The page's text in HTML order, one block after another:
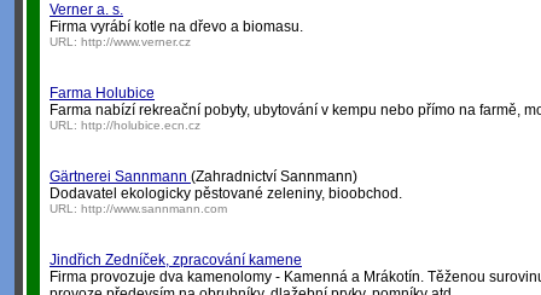
Verner a. s.
Firma vyrábí kotle na dřevo a biomasu.
URL: http://www.verner.cz
Farma Holubice
Farma nabízí rekreační pobyty, ubytování v kempu nebo přímo na farmě,
URL: http://holubice.ecn.cz
Gärtnerei Sannmann (Zahradnictví Sannmann)
Dodavatel ekologicky pěstované zeleniny, bioobchod.
URL: http://www.sannmann.com
Jindřich Zedníček, zpracování kamene
Firma provozuje dva kamenolomy - Kamenná a Mrákotín. Těženou